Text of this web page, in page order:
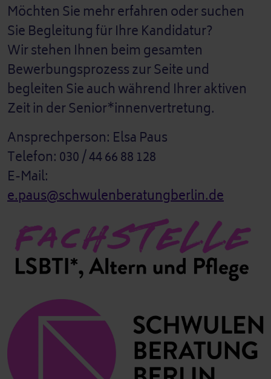
Möchten Sie mehr erfahren oder suchen
Sie Begleitung für Ihre Kandidatur?
Wir stehen Ihnen beim gesamten
Bewerbungsprozess zur Seite und
begleiten Sie auch während Ihrer aktiven
Zeit in der Senior*innenvertretung.
Ansprechperson: Elsa Paus
Telefon: 030 / 44 66 88 128
E-Mail:
e.paus@schwulenberatungberlin.de